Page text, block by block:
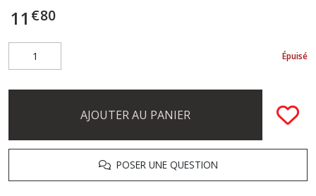
11 €80
Épuisé
AJOUTER AU PANIER
POSER UNE QUESTION